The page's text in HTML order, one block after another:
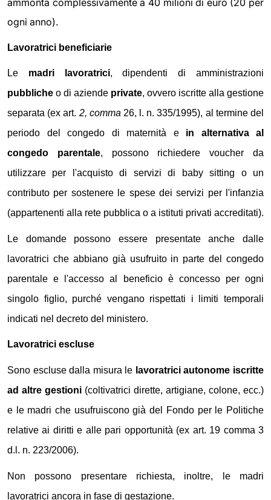
ogni anno).
Lavoratrici beneficiarie
Le madri lavoratrici, dipendenti di amministrazioni
pubbliche o di aziende private, ovvero iscritte alla gestione
separata (ex art. 2, comma 26, l. n. 335/1995), al termine del
periodo del congedo di maternità e in alternativa al
congedo parentale, possono richiedere voucher da
utilizzare per l'acquisto di servizi di baby sitting o un
contributo per sostenere le spese dei servizi per l'infanzia
(appartenenti alla rete pubblica o a istituti privati accreditati).
Le domande possono essere presentate anche dalle
lavoratrici che abbiano già usufruito in parte del congedo
parentale e l'accesso al beneficio è concesso per ogni
singolo figlio, purché vengano rispettati i limiti temporali
indicati nel decreto del ministero.
Lavoratrici escluse
Sono escluse dalla misura le lavoratrici autonome iscritte
ad altre gestioni (coltivatrici dirette, artigiane, colone, ecc.)
e le madri che usufruiscono già del Fondo per le Politiche
relative ai diritti e alle pari opportunità (ex art. 19 comma 3
d.l. n. 223/2006).
Non possono presentare richiesta, inoltre, le madri
lavoratrici ancora in fase di gestazione.